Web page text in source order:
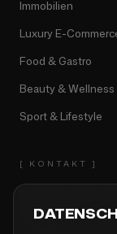
Immobilien
Luxury E-
Food & Gastro
Beauty & Wellness
Sport & Lifestyle
[ KONTAKT ]
10707 Berlin